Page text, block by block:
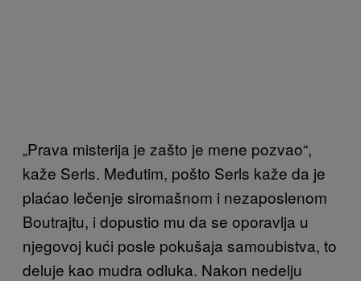
„Prava misterija je zašto je mene pozvao“,
kaže Serls. Međutim, pošto Serls kaže da je
plaćao lečenje siromašnom i nezaposlenom
Boutrajtu, i dopustio mu da se oporavlja u
njegovoj kući posle pokušaja samoubistva, to
deluje kao mudra odluka. Nakon nedelju